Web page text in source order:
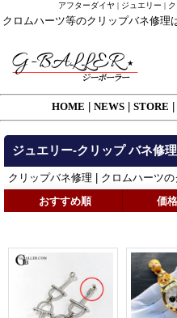
アフターダイヤ | ジュエリー |
クロムハーツ等のクリップバネ修理
HOME NEWS STORE
ジュエリー-クリップ バネ修理
クリップバネ修理 | クロムハーツの
おすすめ順 価